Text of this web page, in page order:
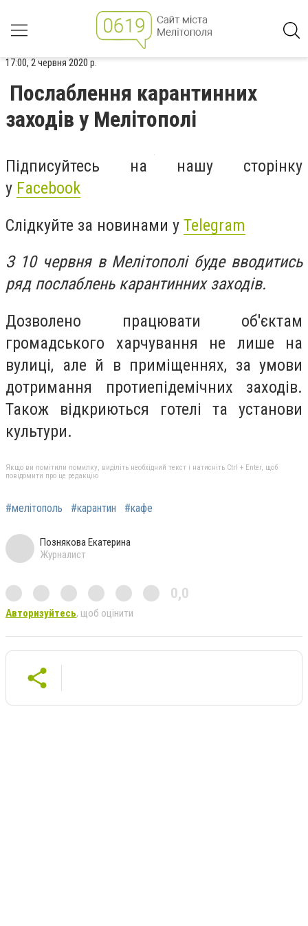
17:00, 2 червня 2020 р.
Послаблення карантинних
заходів у Мелітополі
Підписуйтесь на нашу сторінку
у Facebook
Слідкуйте за новинами у Telegram
З 10 червня в Мелітополі буде вводитись
ряд послаблень карантинних заходів.
Дозволено працювати об'єктам
громадського харчування не лише на
вулиці, але й в приміщеннях, за умови
дотримання протиепідемічних заходів.
Також відкриються готелі та установи
культури.
Якщо ви помітили помилку, виділіть необхідний текст і натисніть Ctrl + Enter, щоб
повідомити про це редакцію
#мелітополь #карантин #кафе
Познякова Екатерина
Журналист
0,0
Авторизуйтесь, щоб оцінити